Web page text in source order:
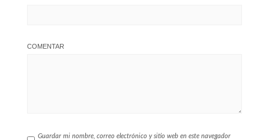
COMENTAR
Guardar mi nombre, correo electrónico y sitio web en este navegador